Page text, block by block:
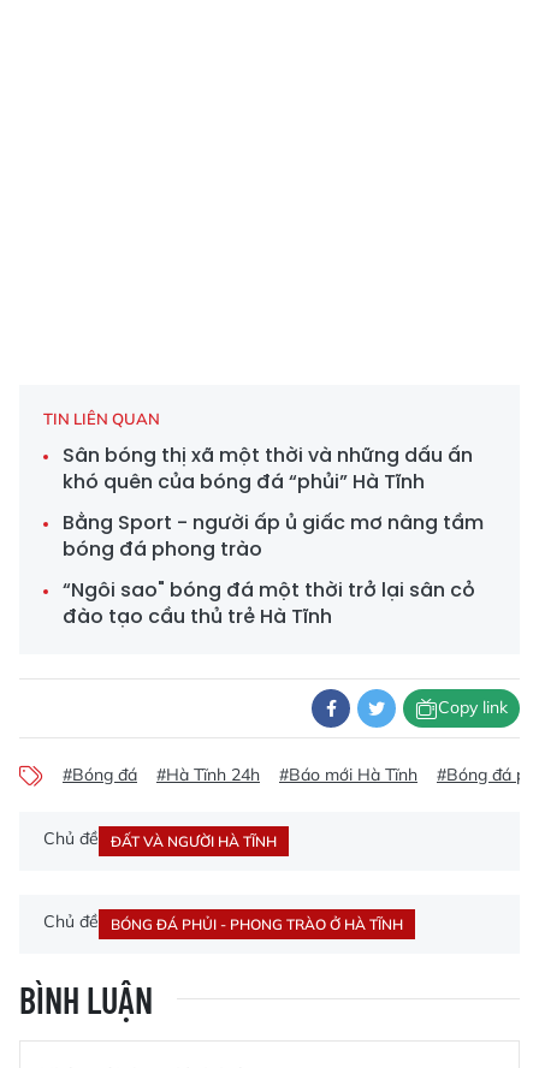
TIN LIÊN QUAN
Sân bóng thị xã một thời và những dấu ấn
khó quên của bóng đá “phủi” Hà Tĩnh
Bằng Sport - người ấp ủ giấc mơ nâng tầm
bóng đá phong trào
“Ngôi sao" bóng đá một thời trở lại sân cỏ
đào tạo cầu thủ trẻ Hà Tĩnh
Copy link
#Bóng đá #Hà Tĩnh 24h #Báo mới Hà Tĩnh #Bóng đá
Chủ đề ĐẤT VÀ NGƯỜI HÀ TĨNH
Chủ đề BÓNG ĐÁ PHỦI - PHONG TRÀO Ở HÀ TĨNH
BÌNH LUẬN